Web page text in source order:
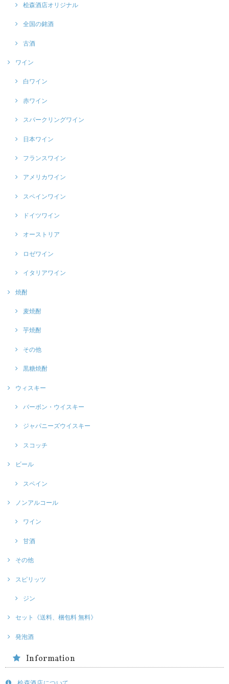
桧森酒店オリジナル
全国の銘酒
古酒
ワイン
白ワイン
赤ワイン
スパークリングワイン
日本ワイン
フランスワイン
アメリカワイン
スペインワイン
ドイツワイン
オーストリア
ロゼワイン
イタリアワイン
焼酎
麦焼酎
芋焼酎
その他
黒糖焼酎
ウィスキー
バーボン・ウイスキー
ジャパニーズウイスキー
スコッチ
ビール
スペイン
ノンアルコール
ワイン
甘酒
その他
スピリッツ
ジン
セット《送料、梱包料 無料》
発泡酒
Information